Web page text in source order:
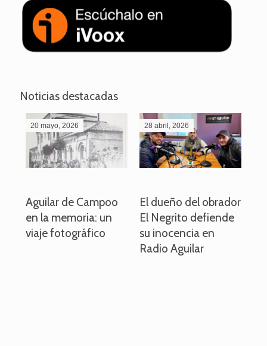
Noticias destacadas
20 mayo, 2026
Aguilar de Campoo
en la memoria: un
viaje fotográfico
28 abril, 2026
El dueño del obrador
El Negrito defiende
su inocencia en
Radio Aguilar